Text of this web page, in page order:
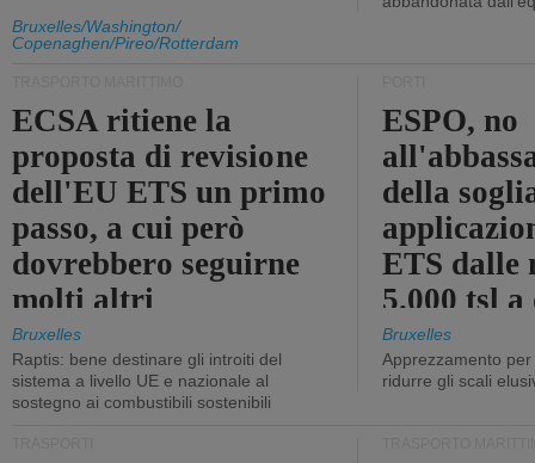
Bruxelles/Washington/
Copenaghen/Pireo/Rotterdam
ECSA ritiene la
proposta di revisione
dell'EU ETS un primo
passo, a cui però
dovrebbero seguirne
molti altri
Bruxelles
Raptis: bene destinare gli introiti del
sistema a livello UE e nazionale al
sostegno ai combustibili sostenibili
ESPO, no
della
ETS dalle
5.000 tsl
400 tsl
Bruxelles
Apprezzamento
ridurre gli scali